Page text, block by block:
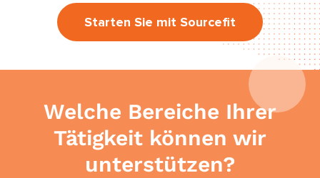
Starten Sie mit Sourcefit
Welche Bereiche Ihrer
Tätigkeit können wir
unterstützen?